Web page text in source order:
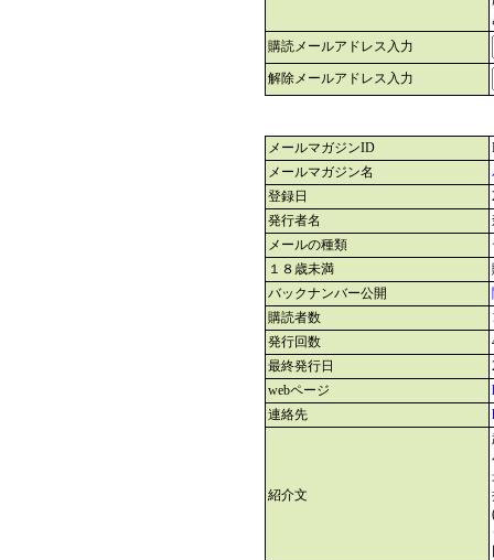
購読メールアドレス入力
解除メールアドレス入力
メールマガジンID
メールマガジン名
登録日
発行者名
メールの種類
１８歳未満
バックナンバー公開
購読者数
発行回数
最終発行日
webページ
連絡先
紹介文